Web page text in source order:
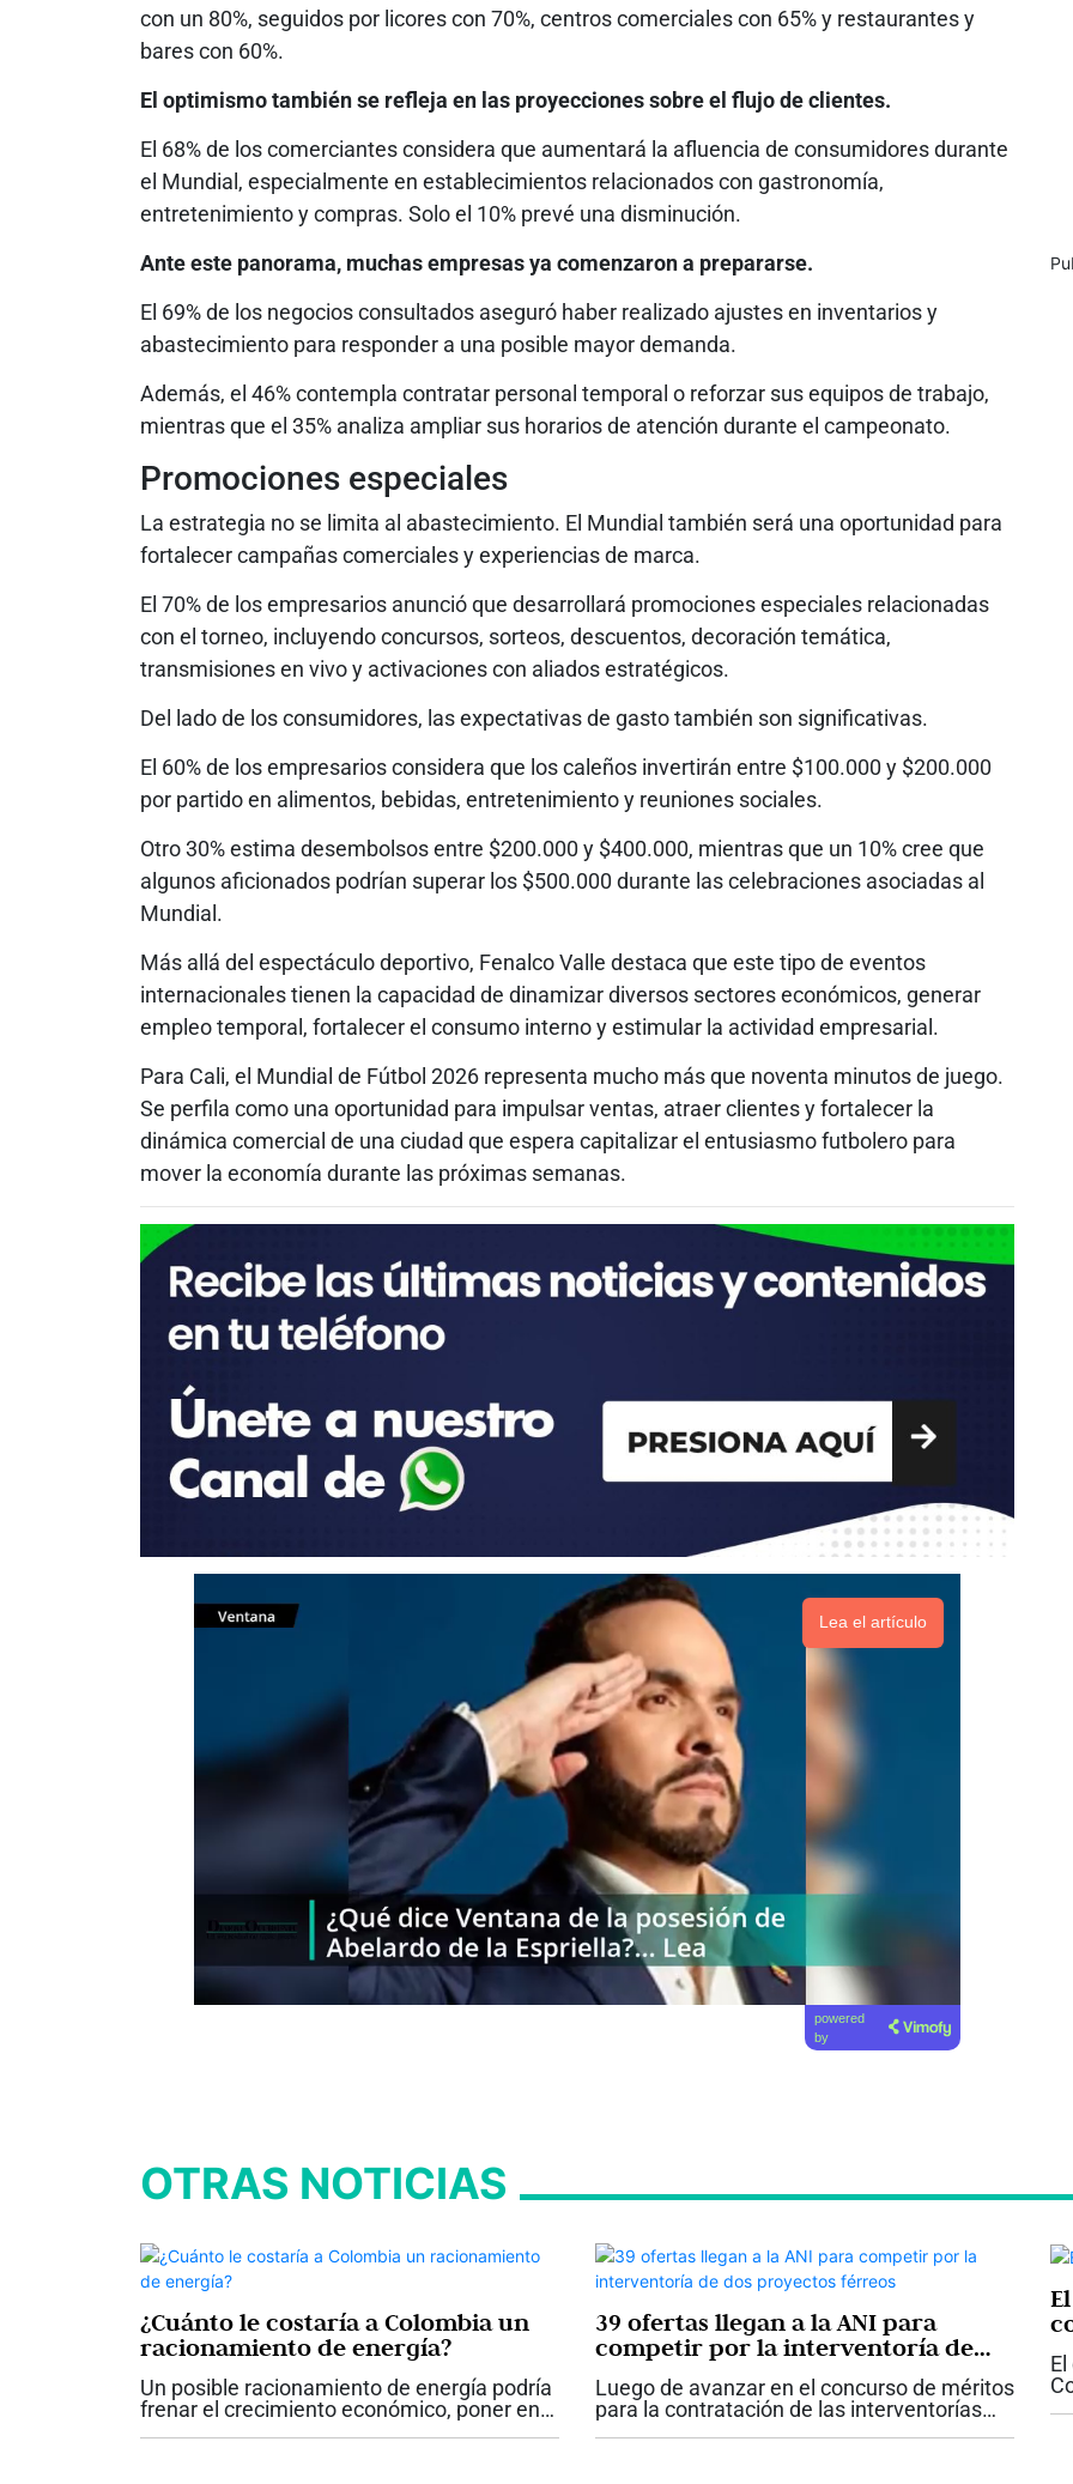
con un 80%, seguidos por licores con 70%, centros comerciales con 65% y restaurantes y
bares con 60%.
El optimismo también se refleja en las proyecciones sobre el flujo de clientes.
El 68% de los comerciantes considera que aumentará la afluencia de consumidores durante
el Mundial, especialmente en establecimientos relacionados con gastronomía,
entretenimiento y compras. Solo el 10% prevé una disminución.
Ante este panorama, muchas empresas ya comenzaron a prepararse.
El 69% de los negocios consultados aseguró haber realizado ajustes en inventarios y
abastecimiento para responder a una posible mayor demanda.
Además, el 46% contempla contratar personal temporal o reforzar sus equipos de trabajo,
mientras que el 35% analiza ampliar sus horarios de atención durante el campeonato.
Promociones especiales
La estrategia no se limita al abastecimiento. El Mundial también será una oportunidad para
fortalecer campañas comerciales y experiencias de marca.
El 70% de los empresarios anunció que desarrollará promociones especiales relacionadas
con el torneo, incluyendo concursos, sorteos, descuentos, decoración temática,
transmisiones en vivo y activaciones con aliados estratégicos.
Del lado de los consumidores, las expectativas de gasto también son significativas.
El 60% de los empresarios considera que los caleños invertirán entre $100.000 y $200.000
por partido en alimentos, bebidas, entretenimiento y reuniones sociales.
Otro 30% estima desembolsos entre $200.000 y $400.000, mientras que un 10% cree que
algunos aficionados podrían superar los $500.000 durante las celebraciones asociadas al
Mundial.
Más allá del espectáculo deportivo, Fenalco Valle destaca que este tipo de eventos
internacionales tienen la capacidad de dinamizar diversos sectores económicos, generar
empleo temporal, fortalecer el consumo interno y estimular la actividad empresarial.
Para Cali, el Mundial de Fútbol 2026 representa mucho más que noventa minutos de juego.
Se perfila como una oportunidad para impulsar ventas, atraer clientes y fortalecer la
dinámica comercial de una ciudad que espera capitalizar el entusiasmo futbolero para
mover la economía durante las próximas semanas.
Lea el artículo
powered
by
OTRAS NOTICIAS
¿Cuánto le costaría a Colombia un
racionamiento de energía?
Un posible racionamiento de energía podría
frenar el crecimiento económico, poner en
39 ofertas llegan a la ANI para
competir por la interventoría de
dos proyectos férreos
Luego de avanzar en el concurso de méritos
para la contratación de las interventorías